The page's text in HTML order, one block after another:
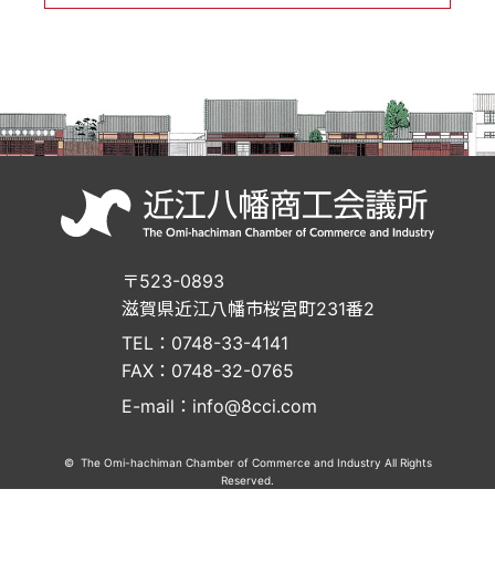
〒523-0893
滋賀県近江八幡市桜宮町231番2
TEL：0748-33-4141
FAX：0748-32-0765
E-mail：info@8cci.com
© The Omi-hachiman Chamber of Commerce and Industry All Rights
Reserved.